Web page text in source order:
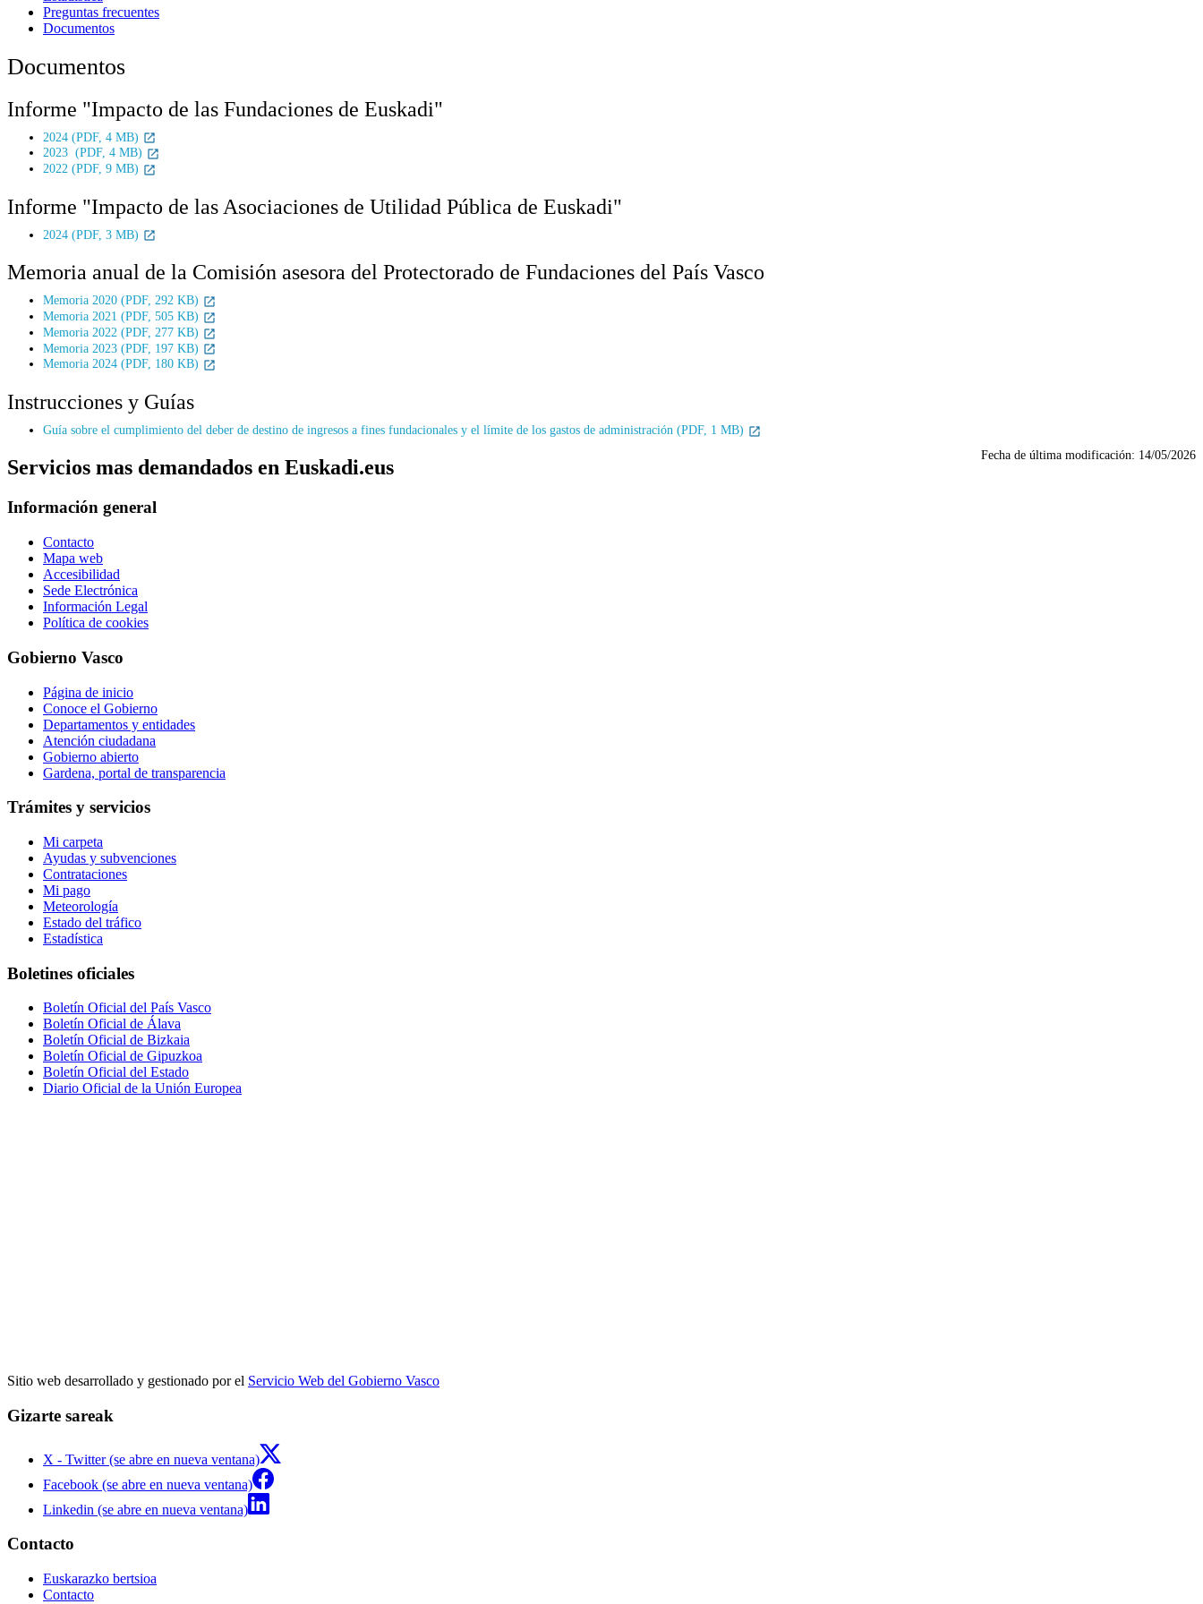
Preguntas frecuentes
Documentos
Documentos
Informe "Impacto de las Fundaciones de Euskadi"
2024 (PDF, 4 MB)
2023 (PDF, 4 MB)
2022 (PDF, 9 MB)
Informe "Impacto de las Asociaciones de Utilidad Pública de Euskadi"
2024 (PDF, 3 MB)
Memoria anual de la Comisión asesora del Protectorado de Fundaciones del País Vasco
Memoria 2020 (PDF, 292 KB)
Memoria 2021 (PDF, 505 KB)
Memoria 2022 (PDF, 277 KB)
Memoria 2023 (PDF, 197 KB)
Memoria 2024 (PDF, 180 KB)
Instrucciones y Guías
Guía sobre el cumplimiento del deber de destino de ingresos a fines fundacionales y el límite de los gastos de administración (PDF, 1 MB)
Fecha de última modificación: 14/05/2026
Servicios mas demandados en Euskadi.eus
Información general
Contacto
Mapa web
Accesibilidad
Sede Electrónica
Información Legal
Política de cookies
Gobierno Vasco
Página de inicio
Conoce el Gobierno
Departamentos y entidades
Atención ciudadana
Gobierno abierto
Gardena, portal de transparencia
Trámites y servicios
Mi carpeta
Ayudas y subvenciones
Contrataciones
Mi pago
Meteorología
Estado del tráfico
Estadística
Boletines oficiales
Boletín Oficial del País Vasco
Boletín Oficial de Álava
Boletín Oficial de Bizkaia
Boletín Oficial de Gipuzkoa
Boletín Oficial del Estado
Diario Oficial de la Unión Europea
Sitio web desarrollado y gestionado por el Servicio Web del Gobierno Vasco
Gizarte sareak
X - Twitter (se abre en nueva ventana)
Facebook (se abre en nueva ventana)
Linkedin (se abre en nueva ventana)
Contacto
Euskarazko bertsioa
Contacto